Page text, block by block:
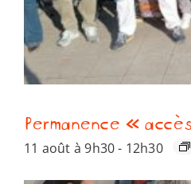
Permanence «
11 août à 9h30- 12h30